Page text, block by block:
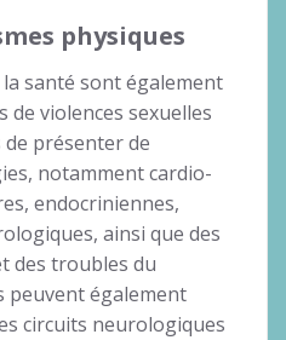
physiques
santé sont également
de violences sexuelles
présenter de
notamment cardio-
endocriniennes,
ainsi que des
des troubles du
peuvent également
circuits neurologiques